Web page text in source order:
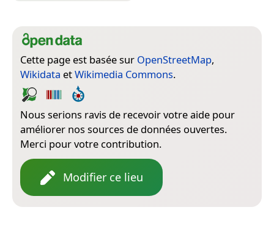
Cette page est basée sur OpenStreetMap,
Wikidata etWikimedia Commons.
Nous serions ravis de recevoir votre aide pour
améliorer nos sources de données ouvertes.
Merci pour votre contribution.
Modifier ce lieu